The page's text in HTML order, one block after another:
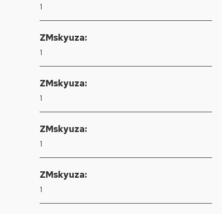
1
ZMskyuza:
1
ZMskyuza:
1
ZMskyuza:
1
ZMskyuza:
1